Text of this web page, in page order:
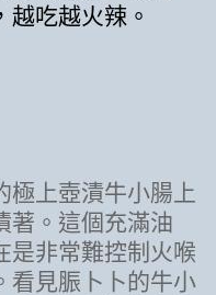
越吃越火辣。
極上壺漬牛小腸上
著。這個充滿油
是非常難控制火喉
看見脤卜卜的牛小